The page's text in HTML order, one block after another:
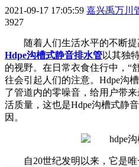
2021-09-17 17:05:59 嘉兴禹万川
3927
随着人们生活水平的不断
Hdpe沟槽式静音排水管以其独
的视野。在日常衣食住行中，“
往会引起人们的注意。Hdpe沟
了管道内的零噪音，给用户带
活质量，这也是Hdpe沟槽式静
因。
自20世纪发明以来，它是